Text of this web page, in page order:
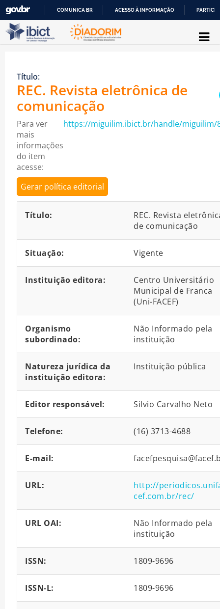
IR
COMUNICA BR ACESSO À INFORMAÇÃO
Pular para o conteúdo
Título:
REC. Revista eletrônica de
comunicação
Para ver
mais
informações
do item
acesse:
https://miguilim.ibict.br/handle/miguilim/
Gerar política editorial
Título:
REC. Revista
de comunicação
Situação: Vigente
Instituição editora:
Centro Universitário
Municipal de Franca
(Uni-FACEF)
Organismo
subordinado:
Não Informado pela
instituição
Natureza jurídica da
instituição editora:
Instituição pública
Editor responsável: Silvio Carvalho Neto
Telefone: (16) 3713-4688
E-mail:
URL:
http://
cef.com.br/rec/
URL OAI:
Não Informado pela
instituição
ISSN: 1809-9696
ISSN-L: 1809-9696